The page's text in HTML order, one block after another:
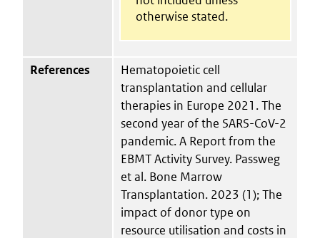
otherwise stated.
References
Hematopoietic cell
transplantation and cellular
therapies in Europe 2021. The
second year of the SARS-CoV-2
pandemic. A Report from the
EBMT Activity Survey. Passweg
et al. Bone Marrow
Transplantation. 2023 (1); The
impact of donor type on
resource utilisation and costs in